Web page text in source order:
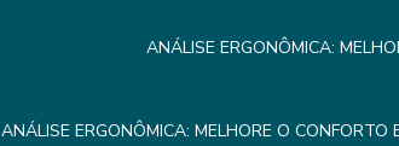
ANÁLISE ERGONÔMICA:
ANÁLISE ERGONÔMICA: MELHORE O